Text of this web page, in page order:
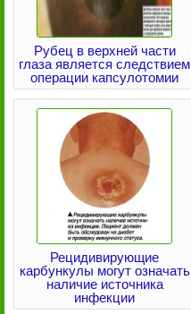
Рубец в верхней части
глаза является следствием
операции капсулотомии
Рецидивирующие
карбункулы могут означать
наличие источника
инфекции